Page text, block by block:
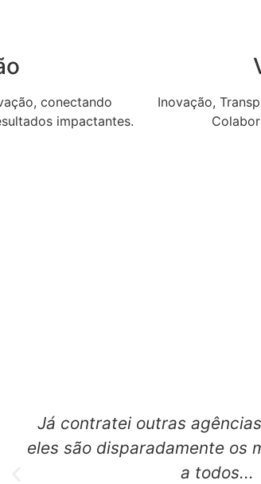
conectando
impactantes.
Inovação,
Já contratei outras
eles são disparadamente os
a todos...